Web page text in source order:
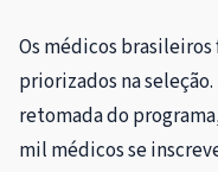
Os médicos
priorizados na
retomada do
mil médicos se